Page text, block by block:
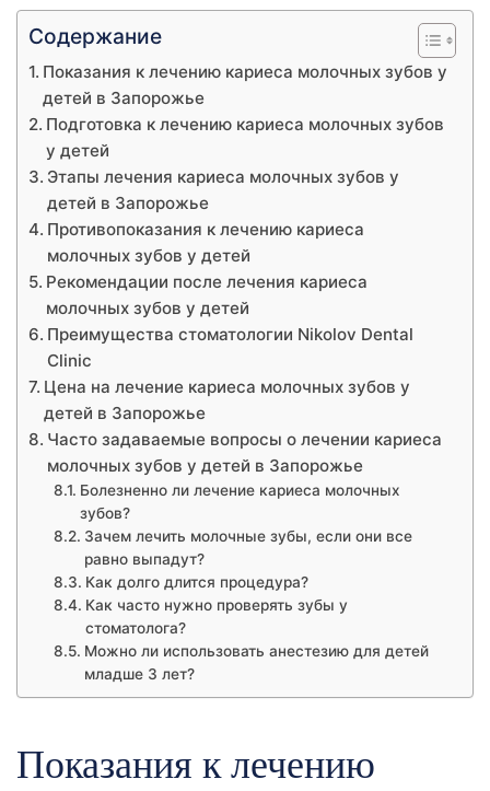
Содержание
Показания к лечению кариеса молочных зубов у
детей в Запорожье
Подготовка к лечению кариеса молочных зубов
у детей
Этапы лечения кариеса молочных зубов у
детей в Запорожье
Противопоказания к лечению кариеса
молочных зубов у детей
Рекомендации после лечения кариеса
молочных зубов у детей
Преимущества стоматологии Nikolov Dental
Clinic
Цена на лечение кариеса молочных зубов у
детей в Запорожье
Часто задаваемые вопросы о лечении кариеса
молочных зубов у детей в Запорожье
Болезненно ли лечение кариеса молочных
зубов?
Зачем лечить молочные зубы, если они все
равно выпадут?
Как долго длится процедура?
Как часто нужно проверять зубы у
стоматолога?
Можно ли использовать анестезию для детей
младше 3 лет?
Показания к лечению